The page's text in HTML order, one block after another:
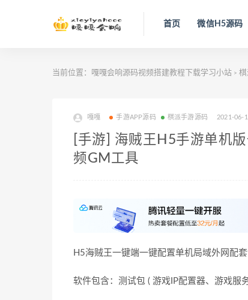
首页 微信H5源码
当前位置： 嘎嘎会响源码视频搭建教程下载学习小站 > 棋
嘎嘎 手游APP源码 棋派手游源码 2021-06-
[手游] 海贼王H5手游单机
频GM工具
H5海贼王一键端一键配置单机局域外网配
软件包含：测试包 ( 游戏IP配置器、游戏服